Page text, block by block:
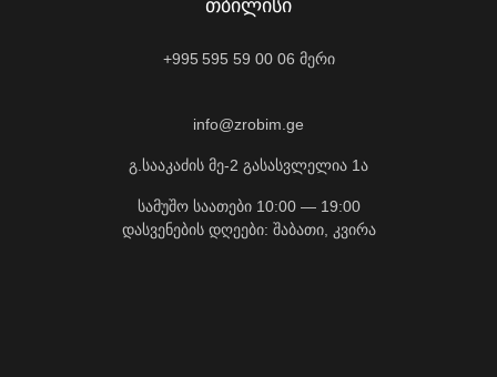
ᲗᲑᲘᲚᲘᲡᲘ
+995 595 59 00 06 მერი
info@zrobim.ge
გ.სააკაძის მე-2 გასასვლელია 1ა
სამუშო საათები 10:00 — 19:00
დასვენების დღეები: შაბათი, კვირა